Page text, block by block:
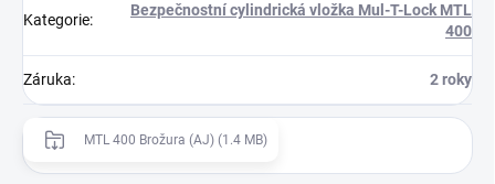
Kategorie:
Bezpečnostní cylindrická vložka Mul-T-Lock MTL
400
Záruka: 2 roky
MTL 400 Brožura (AJ) (1.4 MB)